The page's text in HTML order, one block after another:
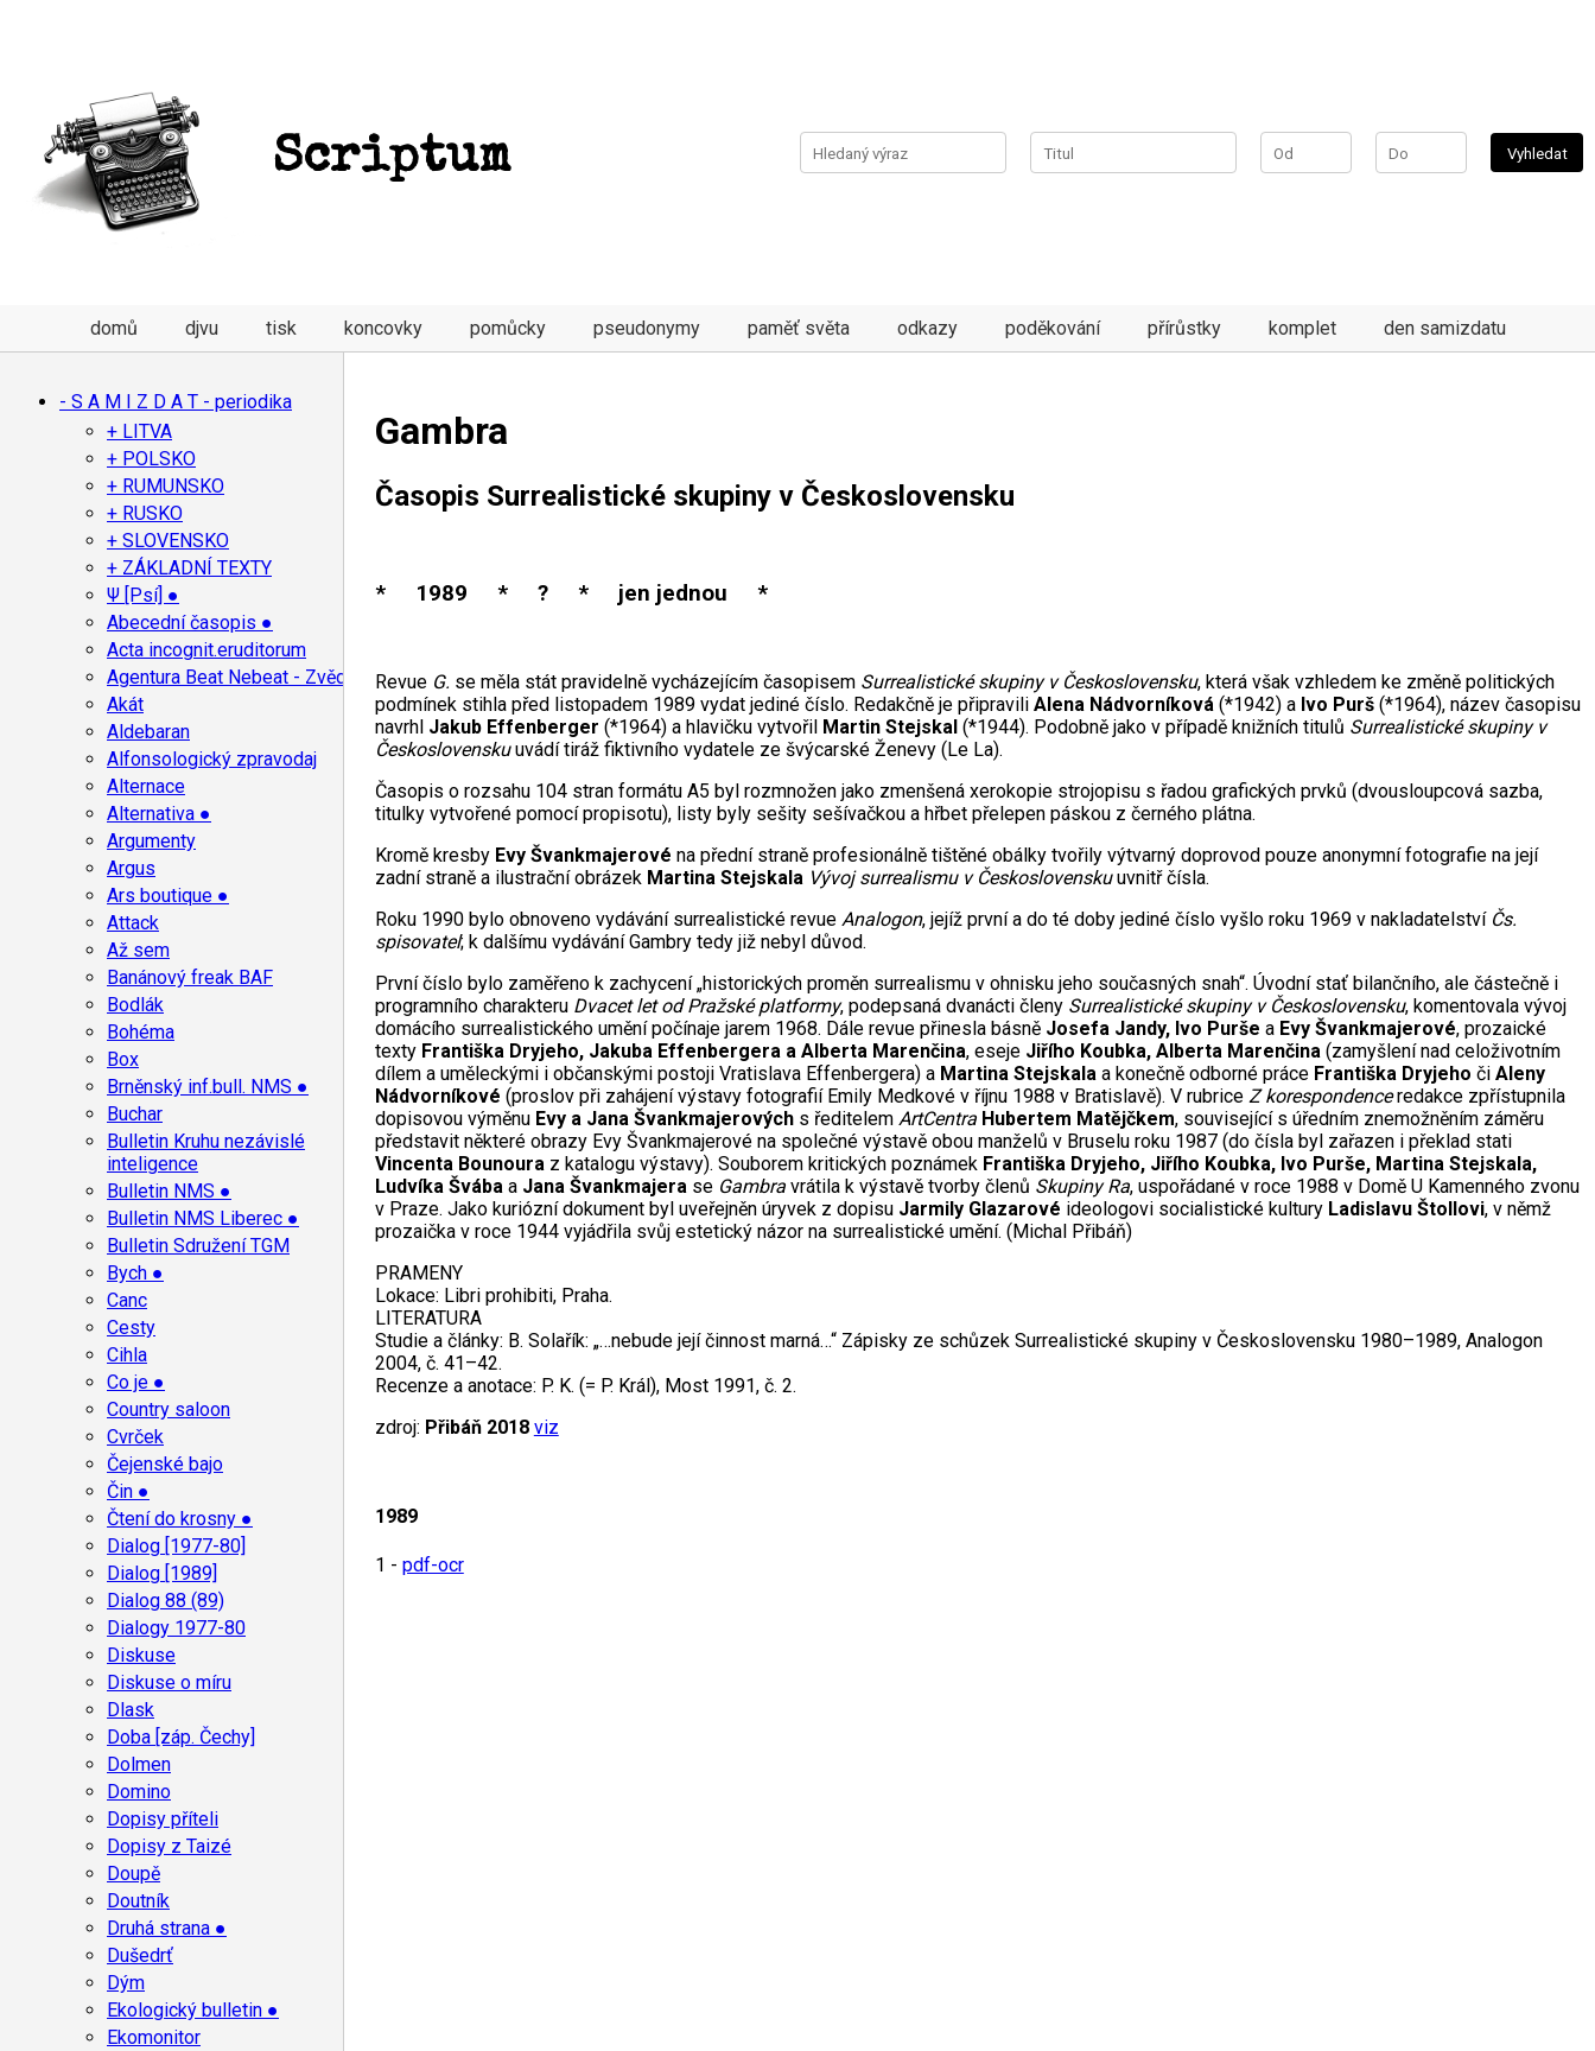
Scriptum
domů djvu tisk koncovky pomůcky pseudonymy paměť světa odkazy poděkování přírůstky komplet den samizdatu
- S A M I Z D A T - periodika
+ LITVA
+ POLSKO
+ RUMUNSKO
+ RUSKO
+ SLOVENSKO
+ ZÁKLADNÍ TEXTY
Ψ [Psí] ●
Abecední časopis ●
Acta incognit.eruditorum
Agentura Beat Nebeat - Zvěd
Akát
Aldebaran
Alfonsologický zpravodaj
Alternace
Alternativa ●
Argumenty
Argus
Ars boutique ●
Attack
Až sem
Banánový freak BAF
Bodlák
Bohéma
Box
Brněnský inf.bull. NMS ●
Buchar
Bulletin Kruhu nezávislé
inteligence
Bulletin NMS ●
Bulletin NMS Liberec ●
Bulletin Sdružení TGM
Bych ●
Canc
Cesty
Cihla
Co je ●
Country saloon
Cvrček
Čejenské bajo
Čin ●
Čtení do krosny ●
Dialog [1977-80]
Dialog [1989]
Dialog 88 (89)
Dialogy 1977-80
Diskuse
Diskuse o míru
Dlask
Doba [záp. Čechy]
Dolmen
Domino
Dopisy příteli
Dopisy z Taizé
Doupě
Doutník
Druhá strana ●
Dušedrť
Dým
Ekologický bulletin ●
Ekomonitor
Gambra
Časopis Surrealistické skupiny v Československu
* 1989 * ? * jen jednou *
Revue G. se měla stát pravidelně vycházejícím časopisem Surrealistické skupiny v Československu, která však vzhledem ke změně politických
podmínek stihla před listopadem 1989 vydat jediné číslo. Redakčně je připravili Alena Nádvorníková(*1942) a Ivo Purš(*1964), název časopisu
navrhl Jakub Effenberger (*1964) a hlavičku vytvořil Martin Stejskal(*1944). Podobně jako v případě knižních titulů Surrealistické skupiny v
Československuuvádí tiráž fiktivního vydatele ze švýcarské Ženevy (Le La).
Časopis o rozsahu 104 stran formátu A5 byl rozmnožen jako zmenšená xerokopie strojopisu s řadou grafických prvků (dvousloupcová sazba,
titulky vytvořené pomocí propisotu), listy byly sešity sešívačkou a hřbet přelepen páskou z černého plátna.
Kromě kresby Evy Švankmajerové na přední straně profesionálně tištěné obálky tvořily výtvarný doprovod pouze anonymní fotografie na její
zadní straně a ilustrační obrázek Martina Stejskala Vývoj surrealismu v Československuuvnitř čísla.
Roku 1990 bylo obnoveno vydávání surrealistické revue Analogon, jejíž první a do té doby jediné číslo vyšlo roku 1969 v nakladatelství Čs.
spisovatel; k dalšímu vydávání Gambry tedy již nebyl důvod.
První číslo bylo zaměřeno k zachycení „historických proměn surrealismu v ohnisku jeho současných snah“. Úvodní stať bilančního, ale částečně i
programního charakteru Dvacet let od Pražské platformy, podepsaná dvanácti členy Surrealistické skupiny v Československu, komentovala vývoj
domácího surrealistického umění počínaje jarem 1968. Dále revue přinesla básně Josefa Jandy, Ivo Purše a Evy Švankmajerové, prozaické
texty Františka Dryjeho, Jakuba Effenbergera a Alberta Marenčina, eseje Jiřího Koubka, Alberta Marenčina(zamyšlení nad celoživotním
dílem a uměleckými i občanskými postoji Vratislava Effenbergera) a Martina Stejskalaa konečně odborné práce Františka Dryjeho či Aleny
Nádvorníkové (proslov při zahájení výstavy fotografií Emily Medkové v říjnu 1988 v Bratislavě). V rubrice Z korespondenceredakce zpřístupnila
dopisovou výměnu Evy a Jana Švankmajerovýchs ředitelem ArtCentra Hubertem Matějčkem, související s úředním znemožněním záměru
představit některé obrazy Evy Švankmajerové na společné výstavě obou manželů v Bruselu roku 1987 (do čísla byl zařazen i překlad stati
Vincenta Bounouraz katalogu výstavy). Souborem kritických poznámek Františka Dryjeho, Jiřího Koubka, Ivo Purše, Martina Stejskala,
Ludvíka Švábaa Jana Švankmajerase Gambravrátila k výstavě tvorby členů Skupiny Ra, uspořádané v roce 1988 v Domě U Kamenného zvonu
v Praze. Jako kuriózní dokument byl uveřejněn úryvek z dopisu Jarmily Glazarové ideologovi socialistické kultury Ladislavu Štollovi, v němž
prozaička v roce 1944 vyjádřila svůj estetický názor na surrealistické umění. (Michal Přibáň)
PRAMENY
Lokace: Libri prohibiti, Praha.
LITERATURA
Studie a články: B. Solařík: „…nebude její činnost marná…“ Zápisky ze schůzek Surrealistické skupiny v Československu 1980–1989, Analogon
2004, č. 41–42.
Recenze a anotace: P. K. (= P. Král), Most 1991, č. 2.
zdroj: Přibáň 2018 viz
1989
1 - pdf-ocr